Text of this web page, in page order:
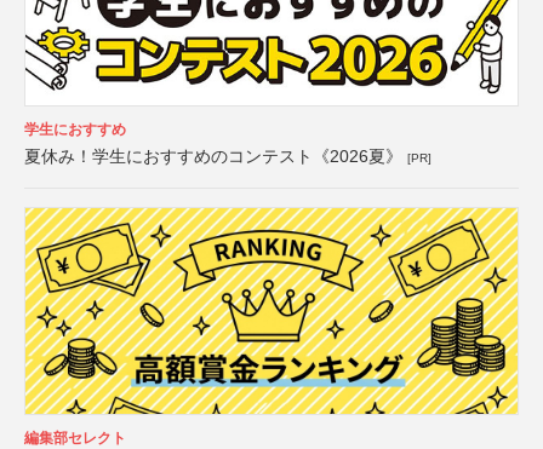
学生におすすめ
夏休み！学生におすすめのコンテスト《2026夏》 [PR]
編集部セレクト